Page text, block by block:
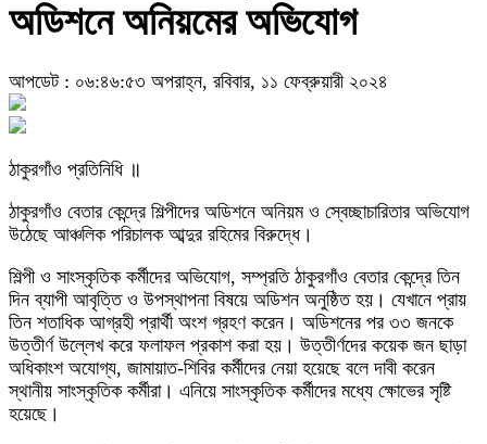
অডিশনে অনিয়মের অভিযোগ
আপডেট : ০৬:৪৬:৫৩ অপরাহ্ন, রবিবার, ১১ ফেব্রুয়ারী ২০২৪
ঠাকুরগাঁও প্রতিনিধি ॥
ঠাকুরগাঁও বেতার কেন্দ্রে শিল্পীদের অডিশনে অনিয়ম ও স্বেচ্ছাচারিতার অভিযোগ
উঠেছে আঞ্চলিক পরিচালক আব্দুর রহিমের বিরুদ্ধে।
শিল্পী ও সাংস্কৃতিক কর্মীদের অভিযোগ, সম্প্রতি ঠাকুরগাঁও বেতার কেন্দ্রে তিন
দিন ব্যাপী আবৃত্তি ও উপস্থাপনা বিষয়ে অডিশন অনুষ্ঠিত হয়। যেখানে প্রায়
তিন শতাধিক আগ্রহী প্রার্থী অংশ গ্রহণ করেন। অডিশনের পর ৩৩ জনকে
উত্তীর্ণ উল্লেখ করে ফলাফল প্রকাশ করা হয়। উত্তীর্ণদের কয়েক জন ছাড়া
অধিকাংশ অযোগ্য, জামায়াত-শিবির কর্মীদের নেয়া হয়েছে বলে দাবী করেন
স্থানীয় সাংস্কৃতিক কর্মীরা। এনিয়ে সাংস্কৃতিক কর্মীদের মধ্যে ক্ষোভের সৃষ্টি
হয়েছে।